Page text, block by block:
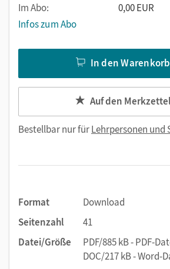
Im Abo:
0,00 EUR
Infos zum Abo
In den Warenkorb
Auf den Merkzettel
Bestellbar nur fürLehrpersonen und
Format
Download
Seitenzahl
41
Datei/Größe
PDF/885 kB - PDF-
DOC/217 kB - Word-